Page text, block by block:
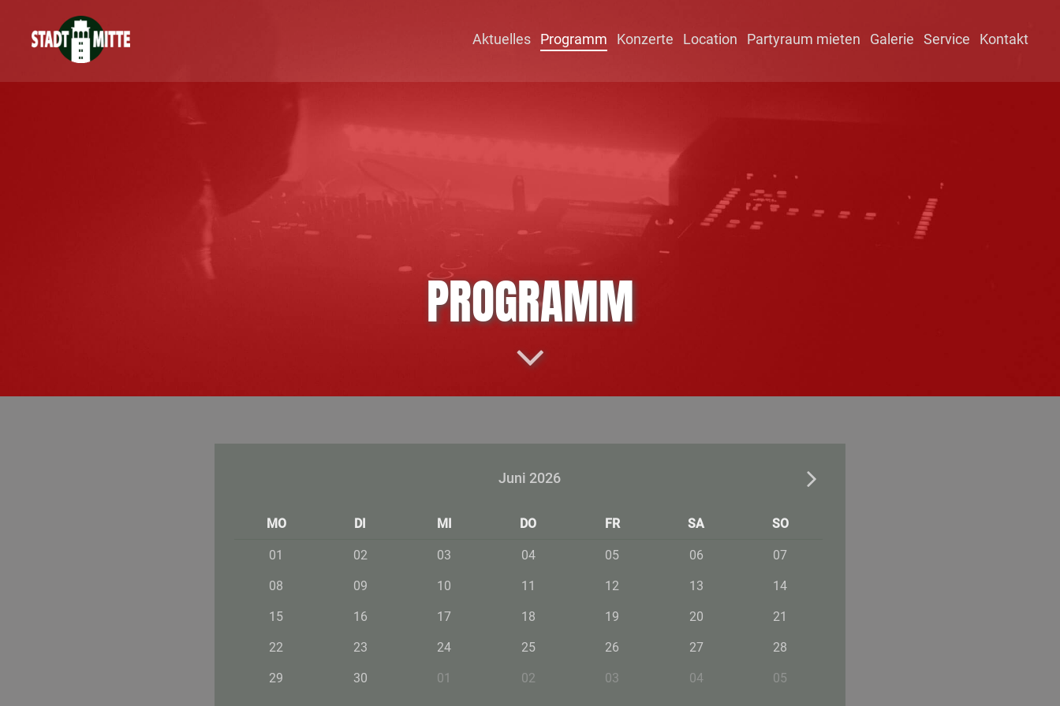
Aktuelles Programm Konzerte Location Partyraum mieten Galerie Service Kontakt
PROGRAMM
Juni 2026
MO DI MI DO FR SA SO
01 02 03 04 05 06 07
08 09 10 11 12 13 14
15 16 17 18 19 20 21
22 23 24 25 26 27 28
29 30 01 02 03 04 05